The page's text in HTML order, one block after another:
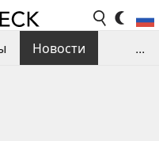
Новости
...